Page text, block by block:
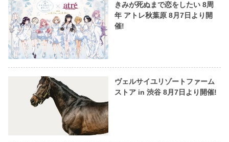
きみが死ぬまで恋をしたい 8周
年 アトレ秋葉原 8月7日より開
催!
ヴェルサイユリゾートファーム
ストア in 渋谷 8月7日より開催!